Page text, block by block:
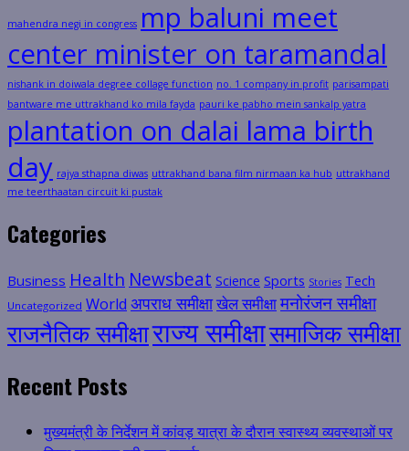
mahendra negi in congress mp baluni meet
center minister on taramandal
nishank in doiwala degree collage function no. 1 company in profit parisampati
bantware me uttrakhand ko mila fayda pauri ke pabho mein sankalp yatra
plantation on dalai lama birth
day rajya sthapna diwas uttrakhand bana film nirmaan ka hub uttrakhand
me teerthaatan circuit ki pustak
Categories
Business Health Newsbeat Science Sports Stories Tech
Uncategorized World अपराध समीक्षाखेल समीक्षामनोरंजन समीक्षा
राजनैतिक समीक्षाराज्य समीक्षासमाजिक समीक्षा
Recent Posts
मुख्यमंत्री के निर्देशन में कांवड़ यात्रा के दौरान स्वास्थ्य व्यवस्थाओं पर